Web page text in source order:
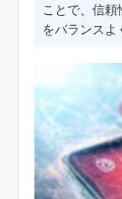
ことで、信頼
をバランスよ